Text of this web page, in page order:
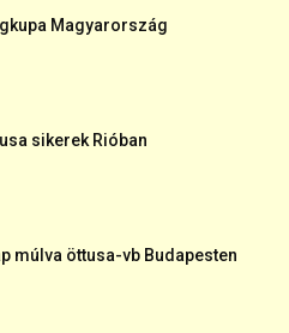
Magyarország
sikerek Rióban
múlva öttusa-vb Budapesten